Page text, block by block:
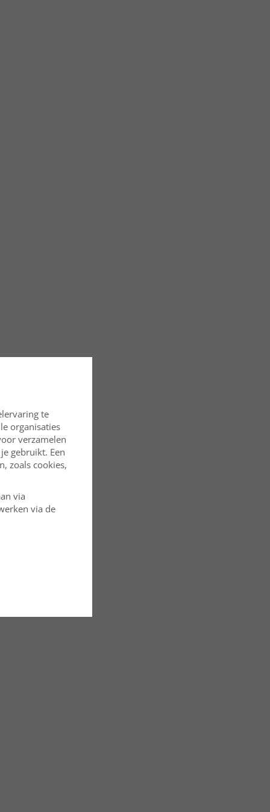
te
organisaties
verzamelen
gebruikt. Een
zoals cookies,
via
via de